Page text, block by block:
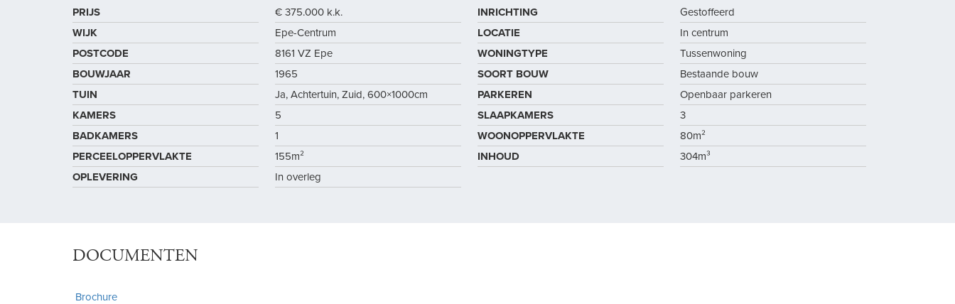
PRIJS € 375.000 k.k. INRICHTING
Gestoffeerd
WIJK
Epe-Centrum LOCATIE
In centrum
POSTCODE
8161 VZ Epe WONINGTYPE
Tussenwoning
BOUWJAAR
1965 SOORT BOUW
Bestaande bouw
TUIN
Ja, Achtertuin, Zuid, 600×1000cm PARKEREN
Openbaar parkeren
KAMERS
5 SLAAPKAMERS
3
BADKAMERS
1 WOONOPPERVLAKTE
80m²
PERCEELOPPERVLAKTE
155m² INHOUD
304m³
OPLEVERING
In overleg
DOCUMENTEN
Brochure